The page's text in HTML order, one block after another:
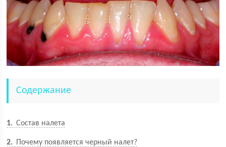
Содержание
1 Состав налета
2 Почему появляется черный налет?